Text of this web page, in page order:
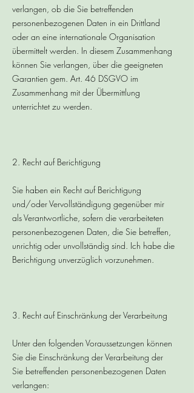
verlangen, ob die Sie betreffenden
personenbezogenen Daten in ein Drittland
oder an eine internationale Organisation
übermittelt werden. In diesem Zusammenhang
können Sie verlangen, über die geeigneten
Garantien gem. Art. 46 DSGVO im
Zusammenhang mit der Übermittlung
unterrichtet zu werden.
2. Recht auf Berichtigung
Sie haben ein Recht auf Berichtigung
und/oder Vervollständigung gegenüber mir
als Verantwortliche, sofern die verarbeiteten
personenbezogenen Daten, die Sie betreffen,
unrichtig oder unvollständig sind. Ich habe die
Berichtigung unverzüglich vorzunehmen.
3. Recht auf Einschränkung der Verarbeitung
Unter den folgenden Voraussetzungen können
Sie die Einschränkung der Verarbeitung der
Sie betreffenden personenbezogenen Daten
verlangen: